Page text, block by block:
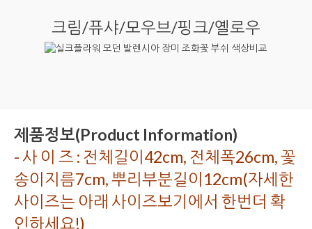
크림/퓨샤/모우브/핑크/옐로우
제품정보(Product Information)
- 사 이 즈 : 전체길이42cm, 전체폭26cm, 꽃
송이지름7cm, 뿌리부분길이12cm(자세한
사이즈는 아래 사이즈보기에서 한번더 확
인하세요!)